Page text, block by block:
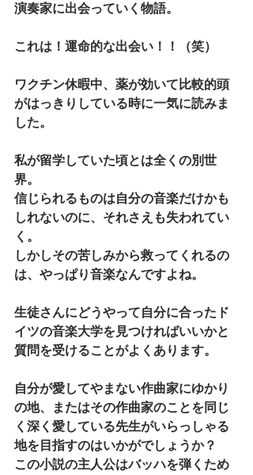
演奏家に出会っていく物語。
これは！運命的な出会い！！（笑）
ワクチン休暇中、薬が効いて比較的頭
がはっきりしている時に一気に読みま
した。
私が留学していた頃とは全くの別世
界。
信じられるものは自分の音楽だけかも
しれないのに、それさえも失われてい
く。
しかしその苦しみから救ってくれるの
は、やっぱり音楽なんですよね。
生徒さんにどうやって自分に合ったド
イツの音楽大学を見つければいいかと
質問を受けることがよくあります。
自分が愛してやまない作曲家にゆかり
の地、またはその作曲家のことを同じ
く深く愛している先生がいらっしゃる
地を目指すのはいかがでしょうか？
この小説の主人公はバッハを弾くため